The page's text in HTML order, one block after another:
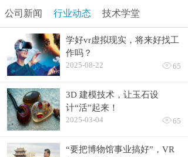
公司新闻 行业动态 技术学堂
学好vr虚拟现实，将来好找工
作吗？
2025-08-22 65
3D 建模技术，让玉石设
计“活”起来！
2025-03-04 65
“要把博物馆事业搞好”，VR